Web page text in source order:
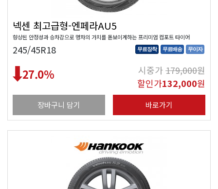
넥센 최고급형-엔페라AU5
향상된 안정성과 승차감으로 명차의 가치를 돋보이게하는 프리미엄 컴포트 타이어
245/45R18 무료장착 무료배송 무이자
27.0% 시중가179,000원
할인가132,000원
장바구니 담기 바로가기